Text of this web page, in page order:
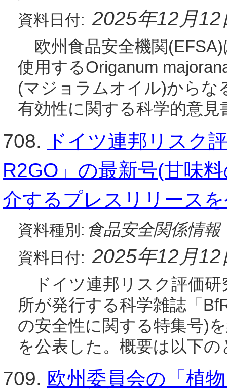
資料日付: 2025年12月12
欧州食品安全機関
使用するOriganum
(マジョラムオイル)からな
有効性に関する科学的意見
708.
ドイツ連邦リスク
R2GO」の最新号(甘味
介するプレスリリース
資料種別: 食品安全関係情報
資料日付: 2025年12月12
ドイツ連邦リスク評価研
所が発行する科学雑誌「
の安全性に関する特集号)
を公表した。概要は以下
709. 欧州委員会の「植